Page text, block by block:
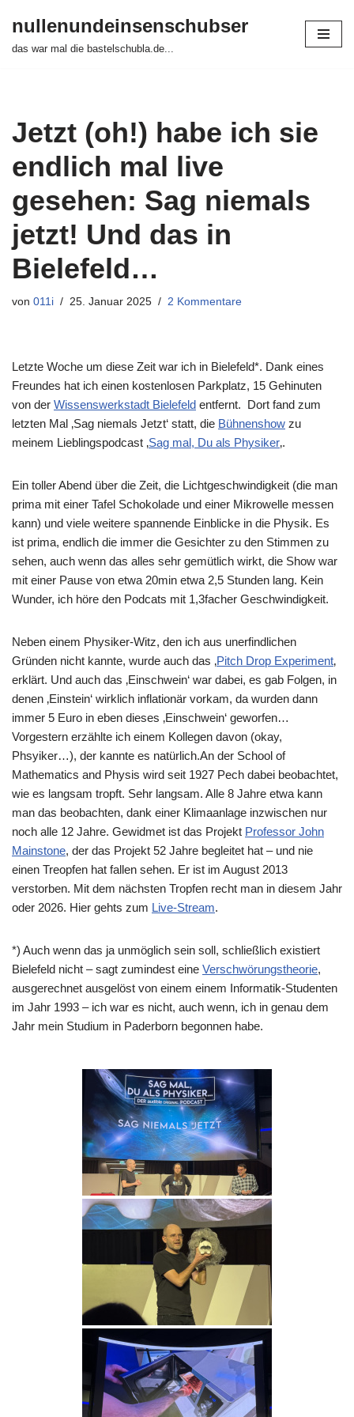
Zum
nullenundeinsenschubser
das war mal die bastelschubla.de...
Jetzt (oh!) habe ich sie
endlich mal live
gesehen: Sag niemals
jetzt! Und das in
Bielefeld…
von 011i 25. Januar 2025 2 Kommentare
Letzte Woche um diese Zeit war ich in Bielefeld*. Dank eines
Freundes hat ich einen kostenlosen Parkplatz, 15 Gehinuten
von der Wissenswerkstadt Bielefeld entfernt. Dort fand zum
letzten Mal ‚Sag niemals Jetzt‘ statt, die Bühnenshow zu
meinem Lieblingspodcast ‚Sag mal, Du als Physiker‚.
Ein toller Abend über die Zeit, die Lichtgeschwindigkeit (die man
prima mit einer Tafel Schokolade und einer Mikrowelle messen
kann) und viele weitere spannende Einblicke in die Physik. Es
ist prima, endlich die immer die Gesichter zu den Stimmen zu
sehen, auch wenn das alles sehr gemütlich wirkt, die Show war
mit einer Pause von etwa 20min etwa 2,5 Stunden lang. Kein
Wunder, ich höre den Podcats mit 1,3facher Geschwindigkeit.
Neben einem Physiker-Witz, den ich aus unerfindlichen
Gründen nicht kannte, wurde auch das ‚Pitch Drop Experiment‚
erklärt. Und auch das ‚Einschwein‘ war dabei, es gab Folgen, in
denen ‚Einstein‘ wirklich inflationär vorkam, da wurden dann
immer 5 Euro in eben dieses ‚Einschwein‘ geworfen…
Vorgestern erzählte ich einem Kollegen davon (okay,
Phsyiker…), der kannte es natürlich.An der School of
Mathematics and Physis wird seit 1927 Pech dabei beobachtet,
wie es langsam tropft. Sehr langsam. Alle 8 Jahre etwa kann
man das beobachten, dank einer Klimaanlage inzwischen nur
noch alle 12 Jahre. Gewidmet ist das Projekt Professor John
Mainstone, der das Projekt 52 Jahre begleitet hat – und nie
einen Treopfen hat fallen sehen. Er ist im August 2013
verstorben. Mit dem nächsten Tropfen recht man in diesem Jahr
oder 2026. Hier gehts zum Live-Stream.
*) Auch wenn das ja unmöglich sein soll, schließlich existiert
Bielefeld nicht – sagt zumindest eine Verschwörungstheorie,
ausgerechnet ausgelöst von einem einem Informatik-Studenten
im Jahr 1993 – ich war es nicht, auch wenn, ich in genau dem
Jahr mein Studium in Paderborn begonnen habe.